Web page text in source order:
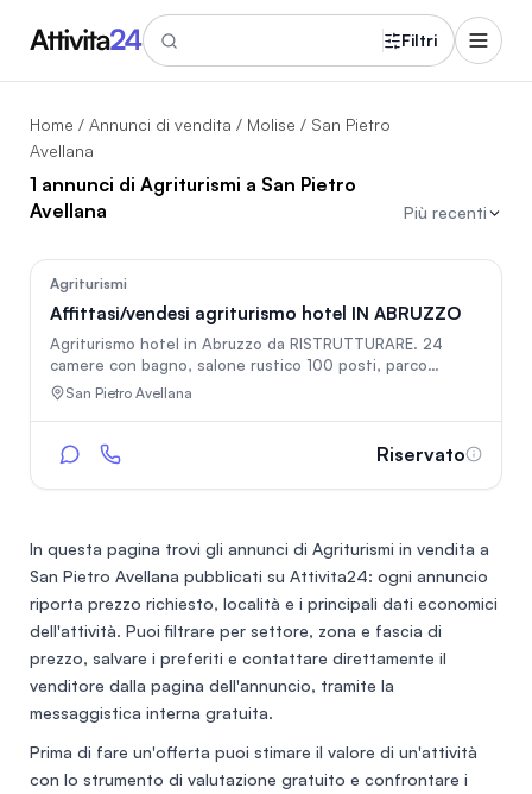
Filtri
Home / Annunci di vendita / Molise / San Pietro
Avellana
1 annunci di Agriturismi a San Pietro
Avellana
Più recenti
Agriturismi
Affittasi/vendesi agriturismo hotel IN ABRUZZO
Agriturismo hotel in Abruzzo da RISTRUTTURARE. 24
camere con bagno, salone rustico 100 posti, parco
naturale 8 ettari.
San Pietro Avellana
Riservato
In questa pagina trovi gli annunci di Agriturismi in vendita a
San Pietro Avellana pubblicati su Attivita24: ogni annuncio
riporta prezzo richiesto, località e i principali dati economici
dell'attività. Puoi filtrare per settore, zona e fascia di
prezzo, salvare i preferiti e contattare direttamente il
venditore dalla pagina dell'annuncio, tramite la
messaggistica interna gratuita.
Prima di fare un'offerta puoi stimare il valore di un'attività
con lo strumento di valutazione gratuito e confrontare i